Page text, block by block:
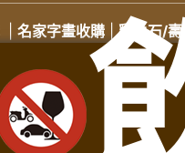
名家字畫收購 |雞血石/
│老酒仙洋酒收購中心
號